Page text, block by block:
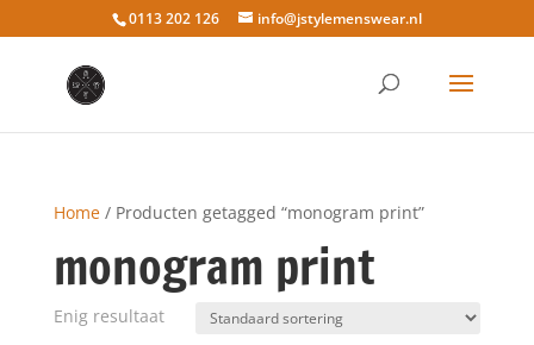
0113 202 126 info@jstylemenswear.nl
Home/ Producten getagged “monogram print”
monogram print
Enig resultaat